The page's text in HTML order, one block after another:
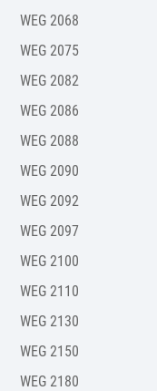
WEG 2068
WEG 2075
WEG 2082
WEG 2086
WEG 2088
WEG 2090
WEG 2092
WEG 2097
WEG 2100
WEG 2110
WEG 2130
WEG 2150
WEG 2180